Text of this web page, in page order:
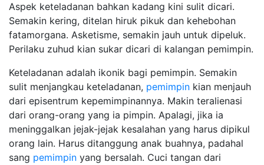
Aspek keteladanan bahkan kadang kini sulit dicari.
Semakin kering, ditelan hiruk pikuk dan kehebohan
fatamorgana. Asketisme, semakin jauh untuk dipeluk.
Perilaku zuhud kian sukar dicari di kalangan pemimpin.
Keteladanan adalah ikonik bagi pemimpin. Semakin
sulit menjangkau keteladanan, pemimpin kian menjauh
dari episentrum kepemimpinannya. Makin teralienasi
dari orang-orang yang ia pimpin. Apalagi, jika ia
meninggalkan jejak-jejak kesalahan yang harus dipikul
orang lain. Harus ditanggung anak buahnya, padahal
sang pemimpin yang bersalah. Cuci tangan dari